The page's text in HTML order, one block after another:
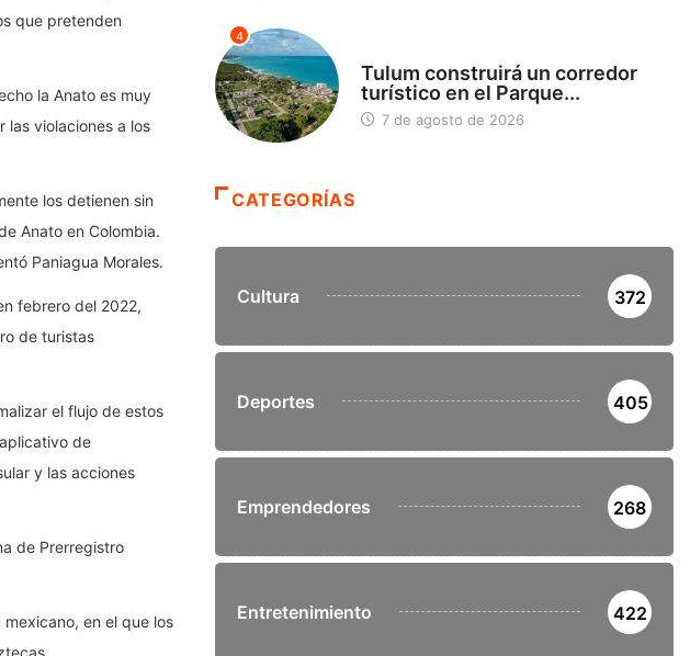
que pretenden
la Anato es muy
las violaciones a los
los detienen sin
Anato en Colombia.
Paniagua Morales.
febrero del 2022,
de turistas
el flujo de estos
de
y las acciones
de Prerregistro
en el que los
4
Tulum construirá un corredor
turístico en el Parque...
7 de agosto de 2026
CATEGORÍAS
Cultura 372
Deportes 405
Emprendedores 268
Entretenimiento 422